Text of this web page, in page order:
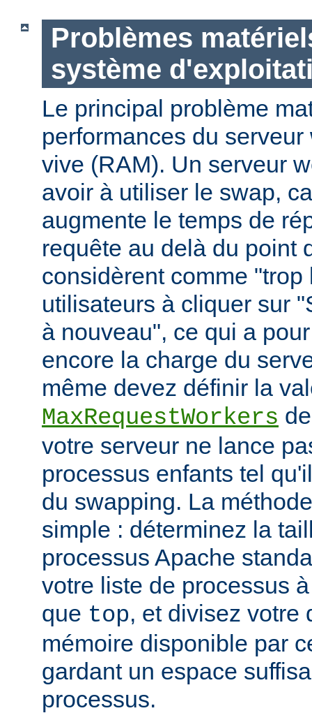
Problèmes
système
Le principal problème
performances du
vive (RAM). Un serveur
avoir à utiliser le swap,
augmente le temps de
requête au delà du point
considèrent comme
utilisateurs à cliquer sur
à nouveau", ce qui a
encore la charge du
même devez définir la
MaxRequestWorkers
votre serveur ne lance
processus enfants tel
du swapping. La
simple : déterminez la
processus Apache
votre liste de processus
que top, et divisez votre
mémoire disponible par
gardant un espace
processus.